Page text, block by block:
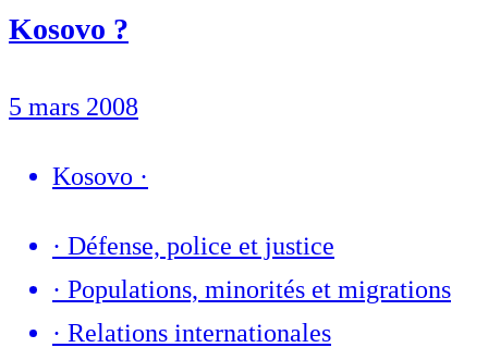
Kosovo ?
5 mars 2008
Kosovo ·
· Défense, police et justice
· Populations, minorités et migrations
· Relations internationales